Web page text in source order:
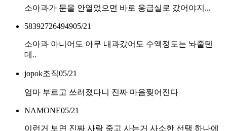
소아과가 문을 안열었으면 바로 응급실로 갔어야지...
58392726494905/21
소아과 아니어도 아무 내과갔어도 수액정도는 놔줄텐
데..
jopok조직05/21
엄마 부르고 쓰러졌다니 진짜 마음찢어진다
NAMONE05/21
이런거 보면 진짜 사람 죽고 사는거 사소한 선택 하나에